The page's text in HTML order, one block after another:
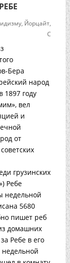
, Йорцайт,
С
Бера
народ
1897 году
вел
и
от
грузинских
Ребе
недельной
5680
пишет реб
домашних
Ребе в его
недельной